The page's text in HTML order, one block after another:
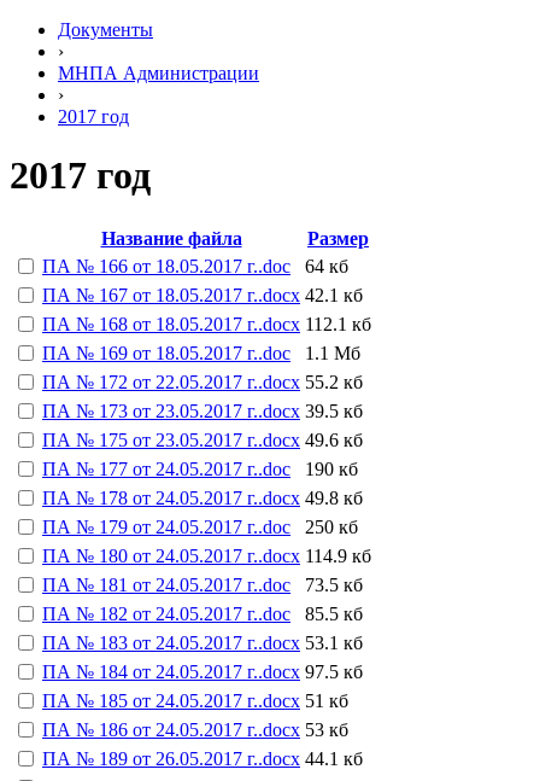
Документы
›
МНПА Администрации
›
2017 год
2017 год
Название файла
Размер
ПА № 166 от 18.05.2017 г..doc
64 кб
ПА № 167 от 18.05.2017 г..docx 42.1 кб
ПА № 168 от 18.05.2017 г..docx 112.1 кб
ПА № 169 от 18.05.2017 г..doc
1.1 Мб
ПА № 172 от 22.05.2017 г..docx 55.2 кб
ПА № 173 от 23.05.2017 г..docx 39.5 кб
ПА № 175 от 23.05.2017 г..docx 49.6 кб
ПА № 177 от 24.05.2017 г..doc
190 кб
ПА № 178 от 24.05.2017 г..docx 49.8 кб
ПА № 179 от 24.05.2017 г..doc
250 кб
ПА № 180 от 24.05.2017 г..docx 114.9 кб
ПА № 181 от 24.05.2017 г..doc
73.5 кб
ПА № 182 от 24.05.2017 г..doc
85.5 кб
ПА № 183 от 24.05.2017 г..docx 53.1 кб
ПА № 184 от 24.05.2017 г..docx 97.5 кб
ПА № 185 от 24.05.2017 г..docx 51 кб
ПА № 186 от 24.05.2017 г..docx 53 кб
ПА № 189 от 26.05.2017 г..docx 44.1 кб